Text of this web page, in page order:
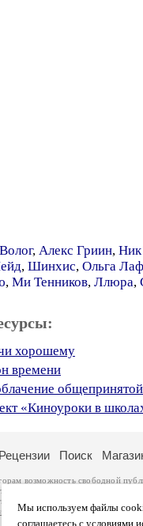
, Алекс Гриин, Ник
, Шинхис, Ольга
, Ми Тенников, Ллюра,
хорошему
времени
«Киноуроки в
Мы используем файлы
соглашаетесь с условиями
Рецензии Поиск
возможность свободной
авторам и охраняются
.
произведений авторы несут
обработки персональных